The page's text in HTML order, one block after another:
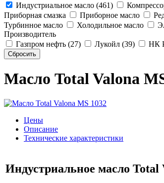
Индустриальное масло (461)
Приборная смазка
Приборное масло
Турбинное масло
Холодильное масло
Производитель
Газпром нефть (27)
Лукойл (39) НК
Масло Total Valona
Цены
Описание
Технические характеристики
Индустриальное масло Total